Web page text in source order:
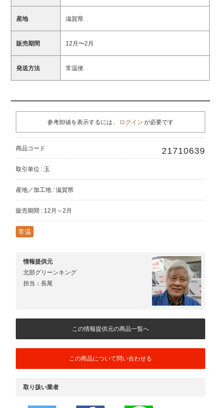
産地 滋賀県
販売期間 12月〜2月
発送方法 常温便
参考卸値を表示するには、 ログイン が必要です
商品コード 21710639
取引単位 : 玉
産地／加工地 : 滋賀県
販売期間 : 12月～2月
常温
情報提供元
北部グリーンキング
担当：長尾
この情報提供元の商品一覧へ
この商品について問い合わせる
取り扱い業者